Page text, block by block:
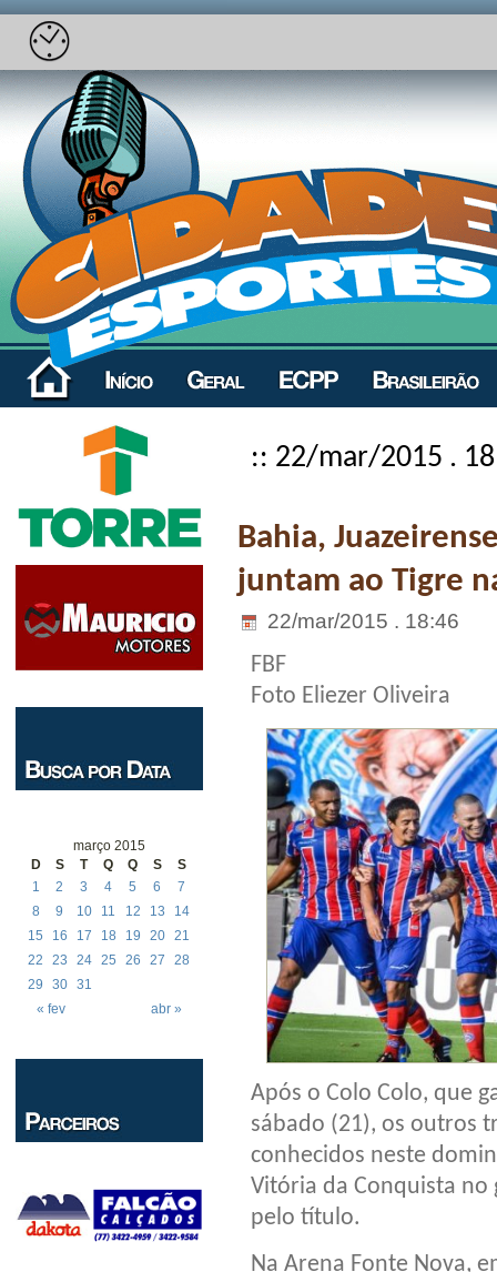
março 2015
D
S T Q Q S S
« fev abr »
1 2 3 4 5 6
7
8
9 10 11 12 13
14
15
16 17 18 19 20 21
22
23 24 25 26 27
28
29
30 31
:: 22/mar/2015 .
Bahia,
juntam ao Tigre
22/mar/2015 . 18:46
FBF
Foto Eliezer Oliveira
Após o Colo Colo, que
sábado (21), os outros
conhecidos neste
Vitória da Conquista
pelo título.
Na Arena Fonte Nova,